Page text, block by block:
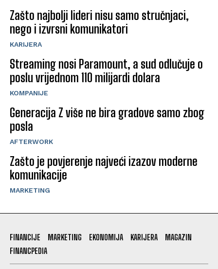
Zašto najbolji lideri nisu samo stručnjaci,
nego i izvrsni komunikatori
KARIJERA
Streaming nosi Paramount, a sud odlučuje o
poslu vrijednom 110 milijardi dolara
KOMPANIJE
Generacija Z više ne bira gradove samo zbog
posla
AFTERWORK
Zašto je povjerenje najveći izazov moderne
komunikacije
MARKETING
FINANCIJE MARKETING EKONOMIJA KARIJERA
MAGAZIN
FINANCPEDIA